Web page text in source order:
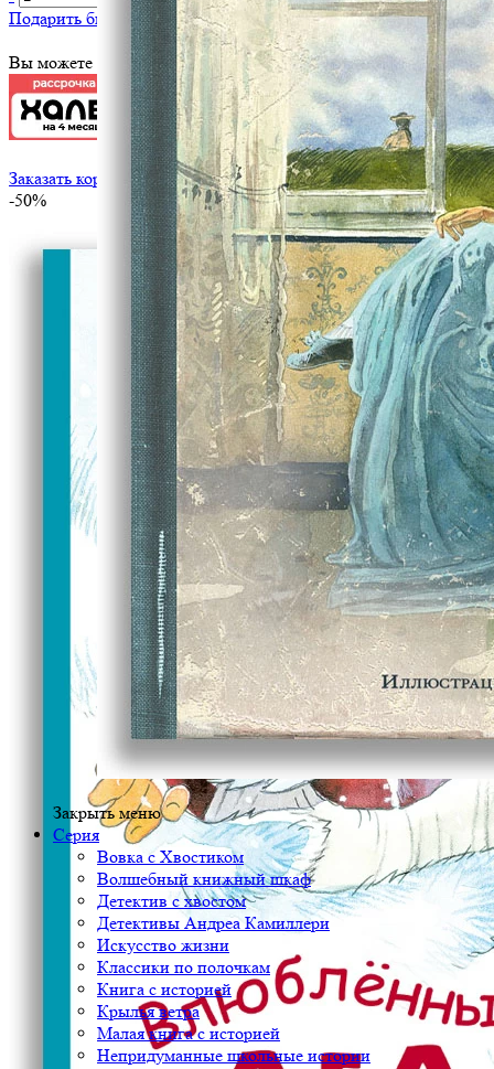
Закрыть меню
Серия
Вовка с Хвостиком
Волшебный книжный шкаф
Детектив с хвостом
Детективы Андреа Камиллери
Искусство жизни
Классики по полочкам
Книга с историей
Крылья ветра
Малая книга с историей
Непридуманные школьные истории
Подарить библиотеке?
Вы можете оплатить эту книгу картой
Заказать корпоративный тираж
-50%